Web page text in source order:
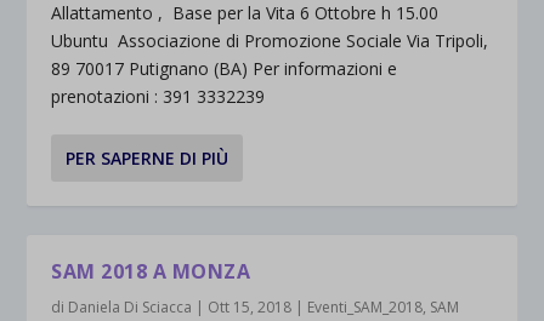
Allattamento , Base per la Vita 6 Ottobre h 15.00
Ubuntu Associazione di Promozione Sociale Via Tripoli,
89 70017 Putignano (BA) Per informazioni e
prenotazioni : 391 3332239
PER SAPERNE DI PIÙ
SAM 2018 A MONZA
di Daniela Di Sciacca | Ott 15, 2018 | Eventi_SAM_2018, SAM